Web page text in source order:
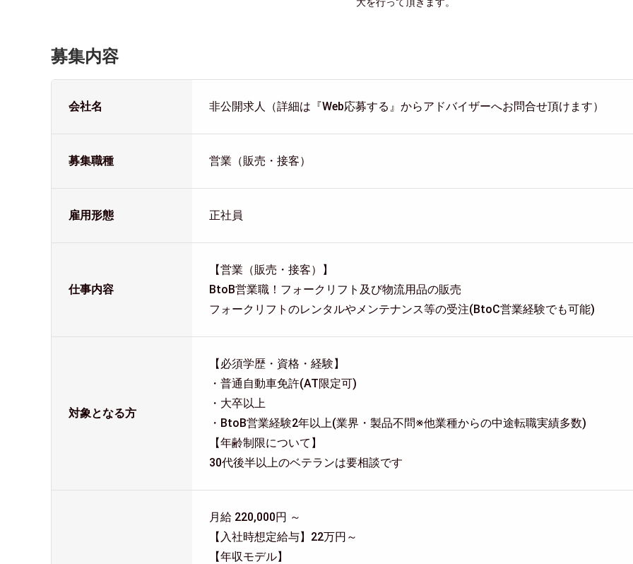
募集内容
会社名 非公開求人（詳細は『Web応募する』からアドバイザーへお問合せ頂けます）
募集職種 営業（販売・接客）
雇用形態 正社員
仕事内容
【営業（販売・接客）】
BtoB営業職！フォークリフト及び物流用品の販売
フォークリフトのレンタルやメンテナンス等の受注(BtoC営業経験でも可能)
対象となる方
【必須学歴・資格・経験】
・普通自動車免許(AT限定可)
・大卒以上
・BtoB営業経験2年以上(業界・製品不問※他業種からの中途転職実績多数)
【年齢制限について】
30代後半以上のベテランは要相談です
月給 220,000円 ～
【入社時想定給与】22万円～
【年収モデル】